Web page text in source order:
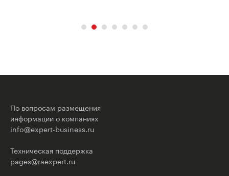
По вопросам размещения
информации о компаниях
info@expert-business.ru
Техническая поддержка
pages@raexpert.ru